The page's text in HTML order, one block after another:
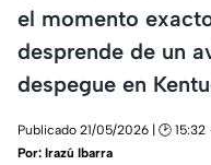
el momento
desprende de un
despegue en
Publicado 21/05/2026 | 🕑 15:32
Por: Irazú Ibarra